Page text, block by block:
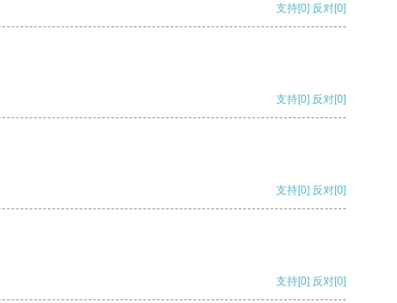
支持[0] 反对[0]
支持[0] 反对[0]
支持[0] 反对[0]
支持[0] 反对[0]